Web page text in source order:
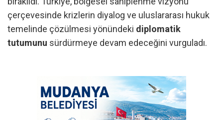
çerçevesinde krizlerin diyalog ve uluslararası hukuk
temelinde çözülmesi yönündeki diplomatik
tutumunu sürdürmeye devam edeceğini vurguladı.